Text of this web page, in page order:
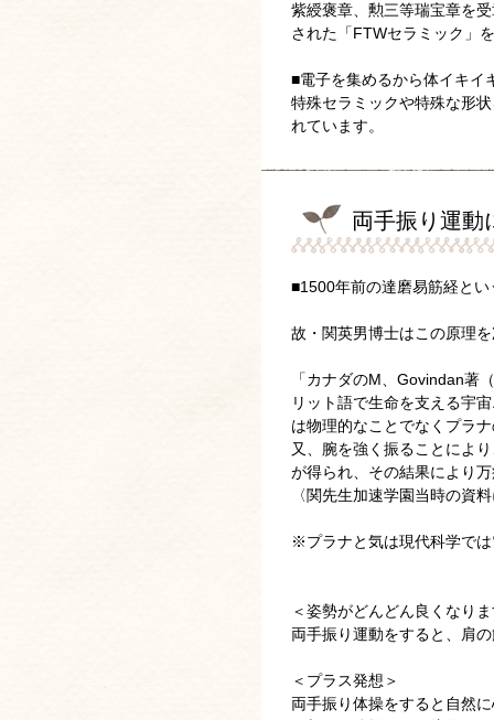
紫綬褒章、勲三等瑞宝章を
された「FTWセラミック」
■電子を集めるから体イキイ
特殊セラミックや特殊な形
れています。
両手振り運動
■1500年前の達磨易筋経と
故・関英男博士はこの原理
「カナダのM、Govindan著
リット語で生命を支える宇
は物理的なことでなくプラ
又、腕を強く振ることによ
が得られ、その結果により
〈関先生加速学園当時の資
※プラナと気は現代科学で
＜姿勢がどんどん良くなり
両手振り運動をすると、肩
＜プラス発想＞
両手振り体操をすると自然